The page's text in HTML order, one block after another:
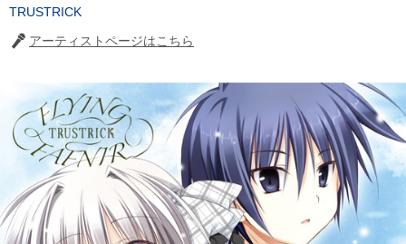
TRUSTRICK
アーティストページはこちら